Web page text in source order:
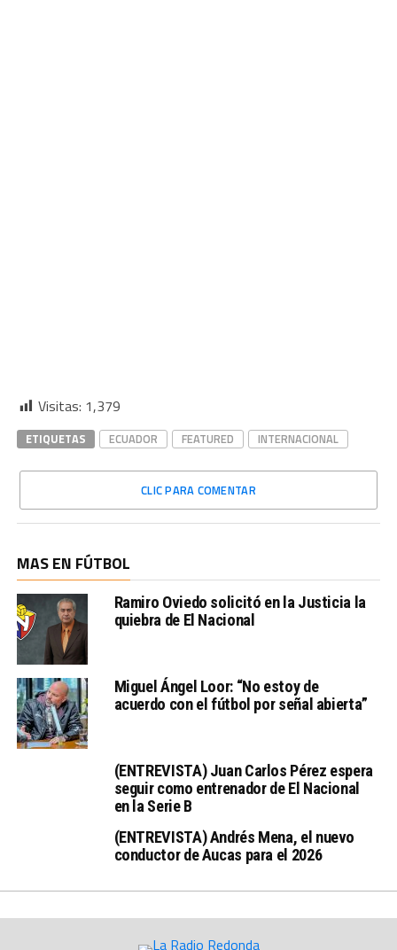
Visitas: 1,379
ETIQUETAS ECUADOR FEATURED INTERNACIONAL
CLIC PARA COMENTAR
MAS EN FÚTBOL
Ramiro Oviedo solicitó en la Justicia la
quiebra de El Nacional
Miguel Ángel Loor: “No estoy de
acuerdo con el fútbol por señal abierta”
(ENTREVISTA) Juan Carlos Pérez espera
seguir como entrenador de El Nacional
en la Serie B
(ENTREVISTA) Andrés Mena, el nuevo
conductor de Aucas para el 2026